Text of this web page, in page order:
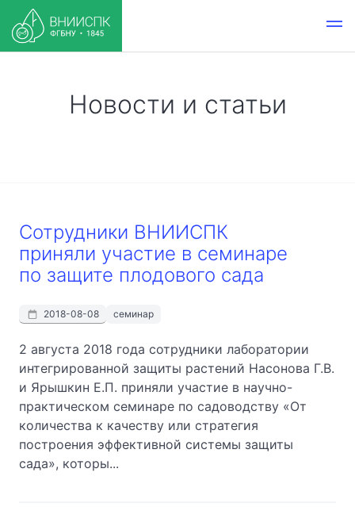
Новости и статьи
Сотрудники ВНИИСПК
приняли участие в семинаре
по защите плодового сада
2018-08-08 семинар
2 августа 2018 года сотрудники лаборатории
интегрированной защиты растений Насонова Г.В.
и Ярышкин Е.П. приняли участие в научно-
практическом семинаре по садоводству «От
количества к качеству или стратегия
построения эффективной системы защиты
сада», которы...